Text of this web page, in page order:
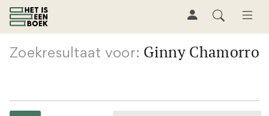
Zoekresultaat voor: Ginny Chamorro